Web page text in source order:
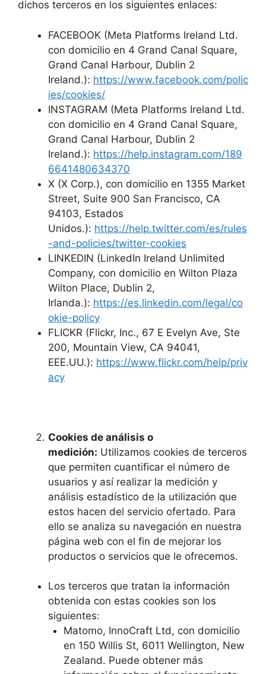
dichos terceros en los siguientes enlaces:
FACEBOOK (Meta Platforms Ireland Ltd.
con domicilio en 4 Grand Canal Square,
Grand Canal Harbour, Dublin 2
Ireland.): https://www.facebook.com/polic
ies/cookies/
INSTAGRAM (Meta Platforms Ireland Ltd.
con domicilio en 4 Grand Canal Square,
Grand Canal Harbour, Dublin 2
Ireland.): https://help.instagram.com/189
6641480634370
X (X Corp.), con domicilio en 1355 Market
Street, Suite 900 San Francisco, CA
94103, Estados
Unidos.): https://help.twitter.com/es/rules
-and-policies/twitter-cookies
LINKEDIN (LinkedIn Ireland Unlimited
Company, con domicilio en Wilton Plaza
Wilton Place, Dublin 2,
Irlanda.): https://es.linkedin.com/legal/co
okie-policy
FLICKR (Flickr, Inc., 67 E Evelyn Ave, Ste
200, Mountain View, CA 94041,
EEE.UU.): https://www.flickr.com/help/priv
acy
Cookies de análisis o
medición: Utilizamos cookies de terceros
que permiten cuantificar el número de
usuarios y así realizar la medición y
análisis estadístico de la utilización que
estos hacen del servicio ofertado. Para
ello se analiza su navegación en nuestra
página web con el fin de mejorar los
productos o servicios que le ofrecemos.
Los terceros que tratan la información
obtenida con estas cookies son los
siguientes:
Matomo, InnoCraft Ltd, con domicilio
en 150 Willis St, 6011 Wellington, New
Zealand. Puede obtener más